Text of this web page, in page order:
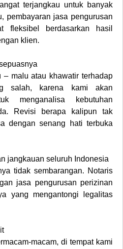
terjangkau untuk banyak
pembayaran jasa pengurusan
fleksibel berdasarkan hasil
klien.
malu atau khawatir terhadap
salah, karena kami akan
menganalisa kebutuhan
Revisi berapa kalipun tak
dengan senang hati terbuka
jangkauan seluruh Indonesia
tidak sembarangan. Notaris
jasa pengurusan perizinan
yang mengantongi legalitas
macam, di tempat kami